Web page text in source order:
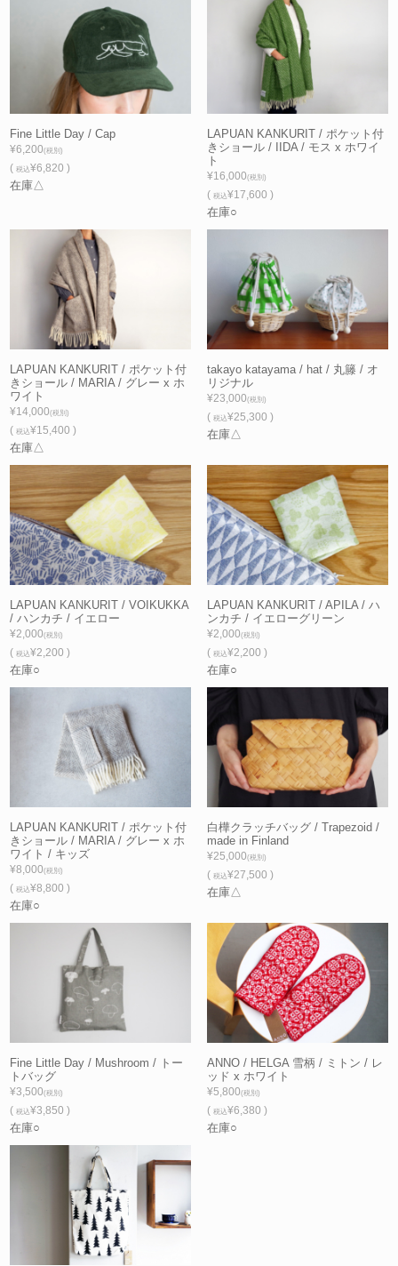
Fine Little Day / Cap
¥6,200(税別)
(税込¥6,820 )
在庫△
LAPUAN KANKURIT / ポケット付
きショール / IIDA / モス x ホワイ
ト
¥16,000(税別)
( 税込¥17,600 )
在庫○
LAPUAN KANKURIT / ポケット付
きショール / MARIA / グレー x ホ
ワイト
¥14,000(税別)
(税込¥15,400 )
在庫△
takayo katayama / hat / 丸籐 / オ
リジナル
¥23,000(税別)
( 税込¥25,300 )
在庫△
LAPUAN KANKURIT / VOIKUKKA
/ ハンカチ / イエロー
¥2,000(税別)
(税込¥2,200 )
在庫○
LAPUAN KANKURIT / APILA / ハ
ンカチ / イエローグリーン
¥2,000(税別)
( 税込¥2,200 )
在庫○
LAPUAN KANKURIT / ポケット付
きショール / MARIA / グレー x ホ
ワイト / キッズ
¥8,000(税別)
(税込¥8,800 )
在庫○
白樺クラッチバッグ / Trapezoid /
made in Finland
¥25,000(税別)
( 税込¥27,500 )
在庫△
Fine Little Day / Mushroom / トー
トバッグ
¥3,500(税別)
(税込¥3,850 )
在庫○
ANNO / HELGA 雪柄 / ミトン / レ
ッド x ホワイト
¥5,800(税別)
( 税込¥6,380 )
在庫○